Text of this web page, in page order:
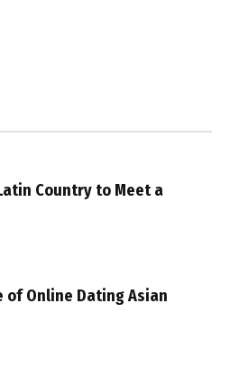
Country to Meet a
of Online Dating Asian